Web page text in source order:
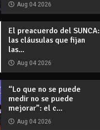
Aug 04 2026
El preacuerdo del SUNCA:
las cláusulas que fijan
las...
Aug 04 2026
“Lo que no se puede
medir no se puede
mejorar”: el c...
Aug 04 2026